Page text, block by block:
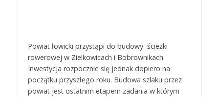
Powiat łowicki przystąpi do budowy ścieżki
rowerowej w Zielkowicach i Bobrownikach.
Inwestycja rozpocznie się jednak dopiero na
początku przyszłego roku. Budowa szlaku przez
powiat jest ostatnim etapem zadania w którym